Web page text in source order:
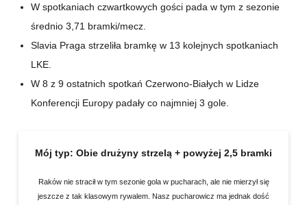
W spotkaniach czwartkowych gości pada w tym z sezonie
średnio 3,71 bramki/mecz.
Slavia Praga strzeliła bramkę w 13 kolejnych spotkaniach
LKE.
W 8 z 9 ostatnich spotkań Czerwono-Białych w Lidze
Konferencji Europy padały co najmniej 3 gole.
Mój typ: Obie drużyny strzelą + powyżej 2,5 bramki
Raków nie stracił w tym sezonie gola w pucharach, ale nie mierzył się
jeszcze z tak klasowym rywalem. Nasz pucharowicz ma jednak dość